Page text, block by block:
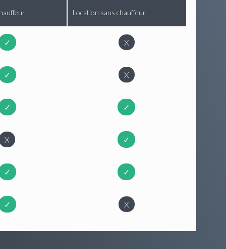
Location sans chauffeur
✓ X
✓ X
✓ ✓
X ✓
✓ ✓
✓ X